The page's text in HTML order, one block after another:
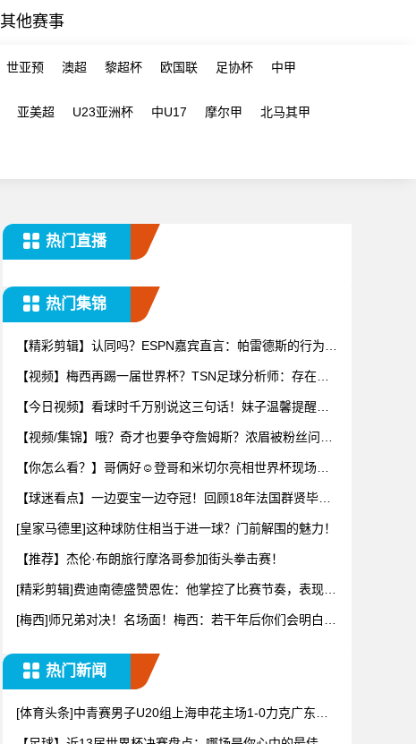
其他赛事
世亚预 澳超 黎超杯 欧国联 足协杯 中甲
亚美超 U23亚洲杯 中U17 摩尔甲 北马其甲
热门直播
热门集锦
【精彩剪辑】认同吗？ESPN嘉宾直言：帕雷德斯的行为无
【视频】梅西再踢一届世界杯？TSN足球分析师：存在可
【今日视频】看球时千万别说这三句话！妹子温馨提醒：
【视频/集锦】哦？奇才也要争夺詹姆斯？浓眉被粉丝问及
【你怎么看？】哥俩好☺️登哥和米切尔亮相世界杯现场一
【球迷看点】一边耍宝一边夺冠！回顾18年法国群贤毕至
[皇家马德里]这种球防住相当于进一球？门前解围的魅力！
【推荐】杰伦·布朗旅行摩洛哥参加街头拳击赛！
[精彩剪辑]费迪南德盛赞恩佐：他掌控了比赛节奏，表现太
[梅西]师兄弟对决！名场面！梅西：若干年后你们会明白11
热门新闻
[体育头条]中青赛男子U20组上海申花主场1-0力克广东广